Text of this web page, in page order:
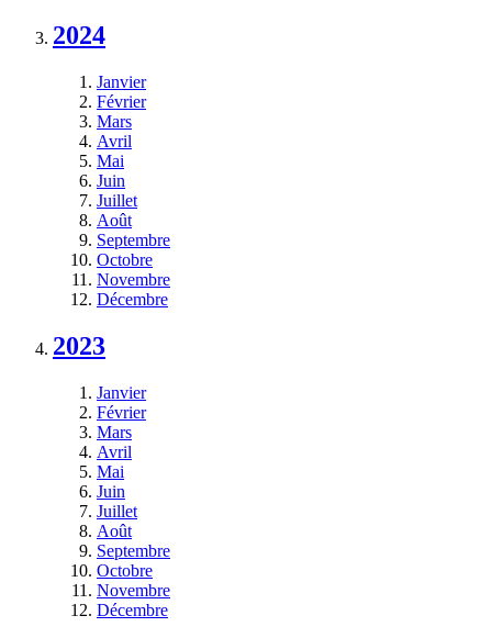
2024
Janvier
Février
Mars
Avril
Mai
Juin
Juillet
Août
Septembre
Octobre
Novembre
Décembre
2023
Janvier
Février
Mars
Avril
Mai
Juin
Juillet
Août
Septembre
Octobre
Novembre
Décembre